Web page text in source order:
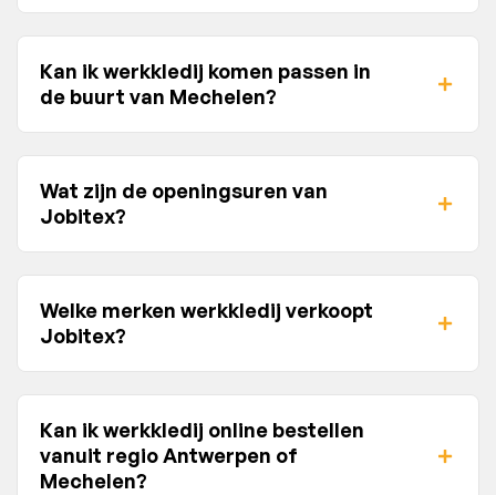
Kan ik werkkledij komen passen in
de buurt van Mechelen?
Wat zijn de openingsuren van
Jobitex?
Welke merken werkkledij verkoopt
Jobitex?
Kan ik werkkledij online bestellen
vanuit regio Antwerpen of
Mechelen?